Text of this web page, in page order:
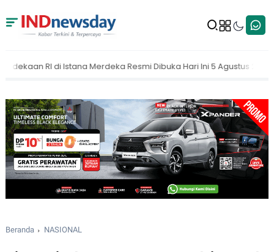
Dibuka Hari Ini 5 Agustus 2026 MAKI Dorong KPK Buka
Beranda NASIONAL